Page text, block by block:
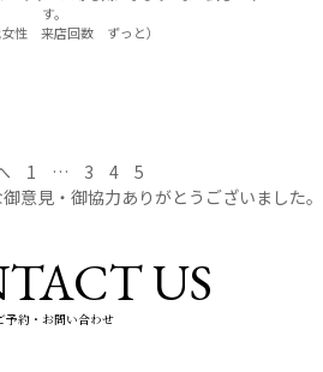
す。
女性 来店回数 ずっと）
1 … 3 4
5
意見・御協力ありがとうございました。
US
予約・お問い合わせ